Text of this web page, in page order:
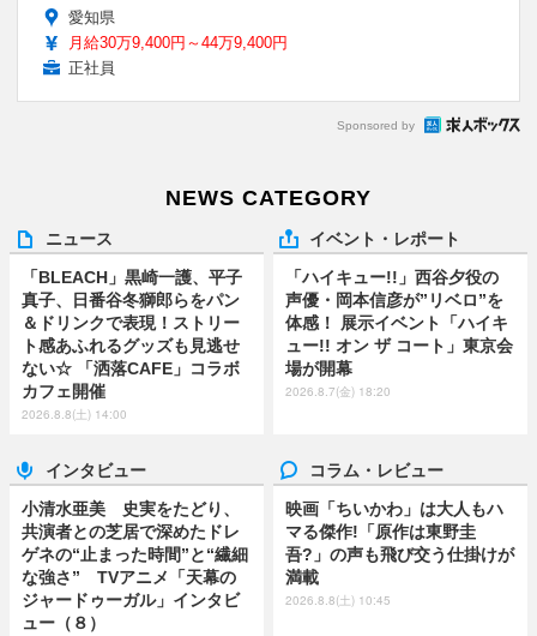
愛知県
月給30万9,400円～44万9,400円
正社員
Sponsored by
NEWS CATEGORY
ニュース
「BLEACH」黒崎一護、平子
真子、日番谷冬獅郎らをパン
＆ドリンクで表現！ストリー
ト感あふれるグッズも見逃せ
ない☆ 「洒落CAFE」コラボ
カフェ開催
2026.8.8(土) 14:00
イベント・レポート
「ハイキュー!!」西谷夕役の
声優・岡本信彦が”リベロ”を
体感！ 展示イベント「ハイキ
ュー!! オン ザ コート」東京会
場が開幕
2026.8.7(金) 18:20
インタビュー
小清水亜美 史実をたどり、
共演者との芝居で深めたドレ
ゲネの“止まった時間”と“繊細
な強さ” TVアニメ「天幕の
ジャードゥーガル」インタビ
ュー（８）
コラム・レビュー
映画「ちいかわ」は大人もハ
マる傑作!「原作は東野圭
吾?」の声も飛び交う仕掛けが
満載
2026.8.8(土) 10:45